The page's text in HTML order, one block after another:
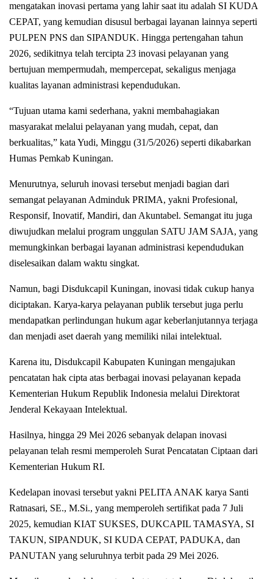
mengatakan inovasi pertama yang lahir saat itu adalah SI KUDA
CEPAT, yang kemudian disusul berbagai layanan lainnya seperti
PULPEN PNS dan SIPANDUK. Hingga pertengahan tahun
2026, sedikitnya telah tercipta 23 inovasi pelayanan yang
bertujuan mempermudah, mempercepat, sekaligus menjaga
kualitas layanan administrasi kependudukan.
“Tujuan utama kami sederhana, yakni membahagiakan
masyarakat melalui pelayanan yang mudah, cepat, dan
berkualitas,” kata Yudi, Minggu (31/5/2026) seperti dikabarkan
Humas Pemkab Kuningan.
Menurutnya, seluruh inovasi tersebut menjadi bagian dari
semangat pelayanan Adminduk PRIMA, yakni Profesional,
Responsif, Inovatif, Mandiri, dan Akuntabel. Semangat itu juga
diwujudkan melalui program unggulan SATU JAM SAJA, yang
memungkinkan berbagai layanan administrasi kependudukan
diselesaikan dalam waktu singkat.
Namun, bagi Disdukcapil Kuningan, inovasi tidak cukup hanya
diciptakan. Karya-karya pelayanan publik tersebut juga perlu
mendapatkan perlindungan hukum agar keberlanjutannya terjaga
dan menjadi aset daerah yang memiliki nilai intelektual.
Karena itu, Disdukcapil Kabupaten Kuningan mengajukan
pencatatan hak cipta atas berbagai inovasi pelayanan kepada
Kementerian Hukum Republik Indonesia melalui Direktorat
Jenderal Kekayaan Intelektual.
Hasilnya, hingga 29 Mei 2026 sebanyak delapan inovasi
pelayanan telah resmi memperoleh Surat Pencatatan Ciptaan dari
Kementerian Hukum RI.
Kedelapan inovasi tersebut yakni PELITA ANAK karya Santi
Ratnasari, SE., M.Si., yang memperoleh sertifikat pada 7 Juli
2025, kemudian KIAT SUKSES, DUKCAPIL TAMASYA, SI
TAKUN, SIPANDUK, SI KUDA CEPAT, PADUKA, dan
PANUTAN yang seluruhnya terbit pada 29 Mei 2026.